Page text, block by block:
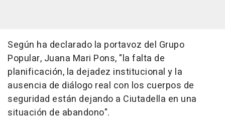
Según ha declarado la portavoz del Grupo
Popular, Juana Mari Pons, "la falta de
planificación, la dejadez institucional y la
ausencia de diálogo real con los cuerpos de
seguridad están dejando a Ciutadella en una
situación de abandono".